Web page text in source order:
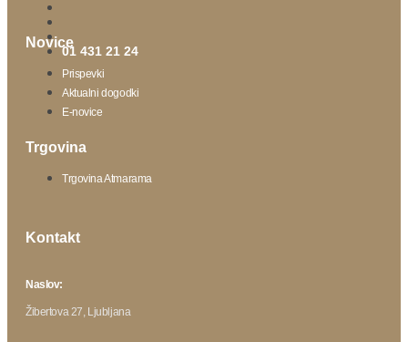
01 431 21 24
Novice
Prispevki
Aktualni dogodki
E-novice
Trgovina
Trgovina Atmarama
Kontakt
Naslov:
Žibertova 27, Ljubljana